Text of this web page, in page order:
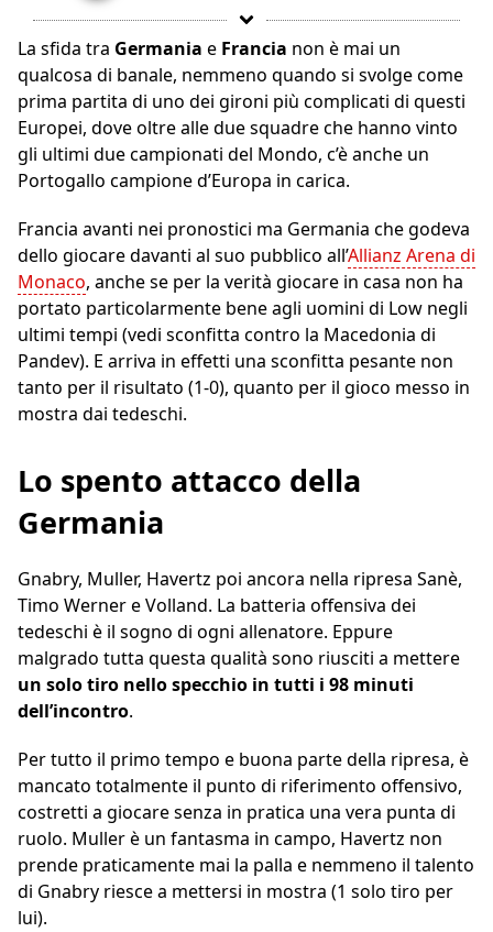
La sfida tra Germania e Francia non è mai un
qualcosa di banale, nemmeno quando si svolge come
prima partita di uno dei gironi più complicati di questi
Europei, dove oltre alle due squadre che hanno vinto
gli ultimi due campionati del Mondo, c’è anche un
Portogallo campione d’Europa in carica.
Francia avanti nei pronostici ma Germania che godeva
dello giocare davanti al suo pubblico all’Allianz Arena di
Monaco, anche se per la verità giocare in casa non ha
portato particolarmente bene agli uomini di Low negli
ultimi tempi (vedi sconfitta contro la Macedonia di
Pandev). E arriva in effetti una sconfitta pesante non
tanto per il risultato (1-0), quanto per il gioco messo in
mostra dai tedeschi.
Lo spento attacco della
Germania
Gnabry, Muller, Havertz poi ancora nella ripresa Sanè,
Timo Werner e Volland. La batteria offensiva dei
tedeschi è il sogno di ogni allenatore. Eppure
malgrado tutta questa qualità sono riusciti a mettere
un solo tiro nello specchio in tutti i 98 minuti
dell’incontro.
Per tutto il primo tempo e buona parte della ripresa, è
mancato totalmente il punto di riferimento offensivo,
costretti a giocare senza in pratica una vera punta di
ruolo. Muller è un fantasma in campo, Havertz non
prende praticamente mai la palla e nemmeno il talento
di Gnabry riesce a mettersi in mostra (1 solo tiro per
lui).